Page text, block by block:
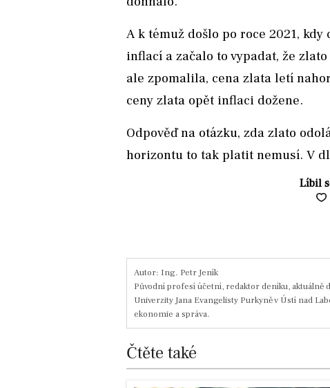
A k témuž došlo po roce 2021,
inflací a začalo to vypadat, že
ale zpomalila, cena zlata letí
ceny zlata opět inflaci dožene.
Odpověď na otázku, zda zlato
horizontu to tak platit nemusí. V
Líbil
Autor: Ing. Petr Jeník
Původní profesí účetní, redaktor deníku, aktuálně
Univerzity Jana Evangelisty Purkyně v Ústí nad
ekonomie a správa.
Čtěte také